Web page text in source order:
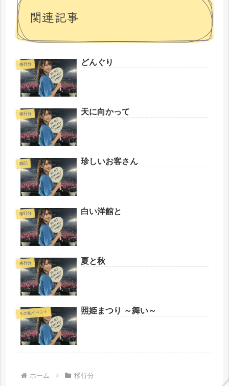
関連記事
移行分 どんぐり
移行分 天に向かって
雑記 珍しいお客さん
移行分 白い洋館と
移行分 夏と秋
その他イベント 照姫まつり ～舞い～
ホーム 移行分